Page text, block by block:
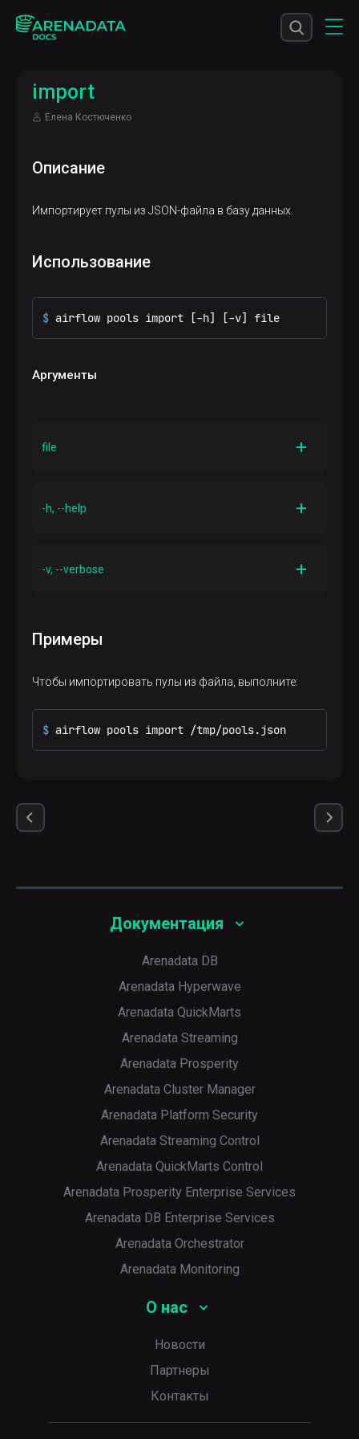
import
Елена Костюченко
Описание
Импортирует пулы из JSON-файла в базу данных.
Использование
$ airflow pools import [-h] [-v] file
Аргументы
file
-h, --help
-v, --verbose
Примеры
Чтобы импортировать пулы из файла, выполните:
$ airflow pools import /tmp/pools.json
Документация
Arenadata DB
Arenadata Hyperwave
Arenadata QuickMarts
Arenadata Streaming
Arenadata Prosperity
Arenadata Cluster Manager
Arenadata Platform Security
Arenadata Streaming Control
Arenadata QuickMarts Control
Arenadata Prosperity Enterprise Services
Arenadata DB Enterprise Services
Arenadata Orchestrator
Arenadata Monitoring
О нас
Новости
Партнеры
Контакты